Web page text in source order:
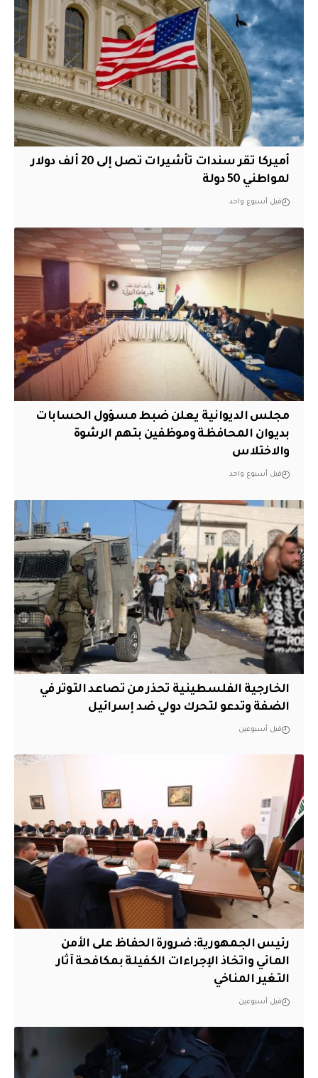
أميركا تقر سندات تأشيرات تصل إلى 20 ألف دولار
لمواطني 50 دولة
قبل أسبوع واحد
مجلس الديوانية يعلن ضبط مسؤول الحسابات
بديوان المحافظة وموظفين بتهم الرشوة
والاختلاس
قبل أسبوع واحد
الخارجية الفلسطينية تحذر من تصاعد التوتر في
الضفة وتدعو لتحرك دولي ضد إسرائيل
قبل أسبوعين
رئيس الجمهورية: ضرورة الحفاظ على الأمن
المائي واتخاذ الإجراءات الكفيلة بمكافحة آثار
التغير المناخي
قبل أسبوعين